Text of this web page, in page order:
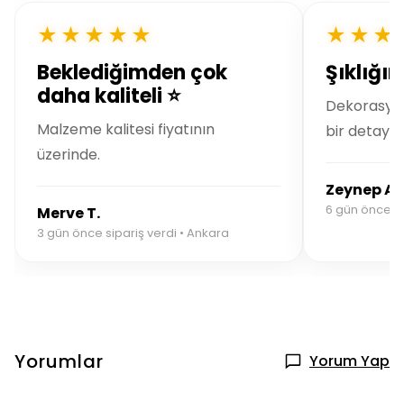
★★★★★
Beklediğimden çok
daha kaliteli ⭐
Malzeme kalitesi fiyatının
üzerinde.
Merve T.
3 gün önce sipariş verdi • Ankara
bir detay.
Zeynep A.
6 gün önce
Yorumlar Yorum Yap